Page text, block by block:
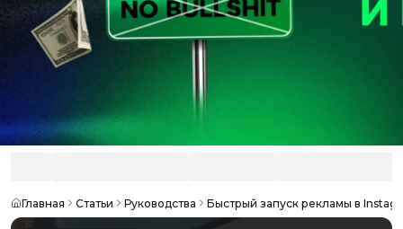
Главная Статьи Руководства Быстрый запуск рекламы в